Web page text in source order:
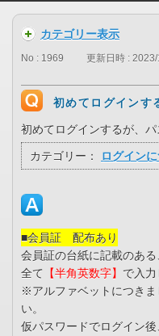
カテゴリー表示
No : 1969 更新日時 :
初めてログインす
初めてログインするが、パ
カテゴリー： ログイン
■会員証 配布あり
会員証の台紙に記載のある
全て
【半角英数字】 で入力
※アルファベットにつきま
い。
仮パスワードでログイン